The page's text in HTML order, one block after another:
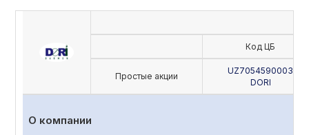
Код ЦБ
Простые акции
UZ7054590003
DORI
О компании